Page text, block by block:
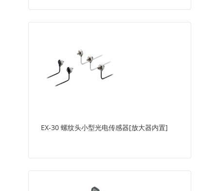
EX-30 螺纹头小型光电传感器[放大器内置]